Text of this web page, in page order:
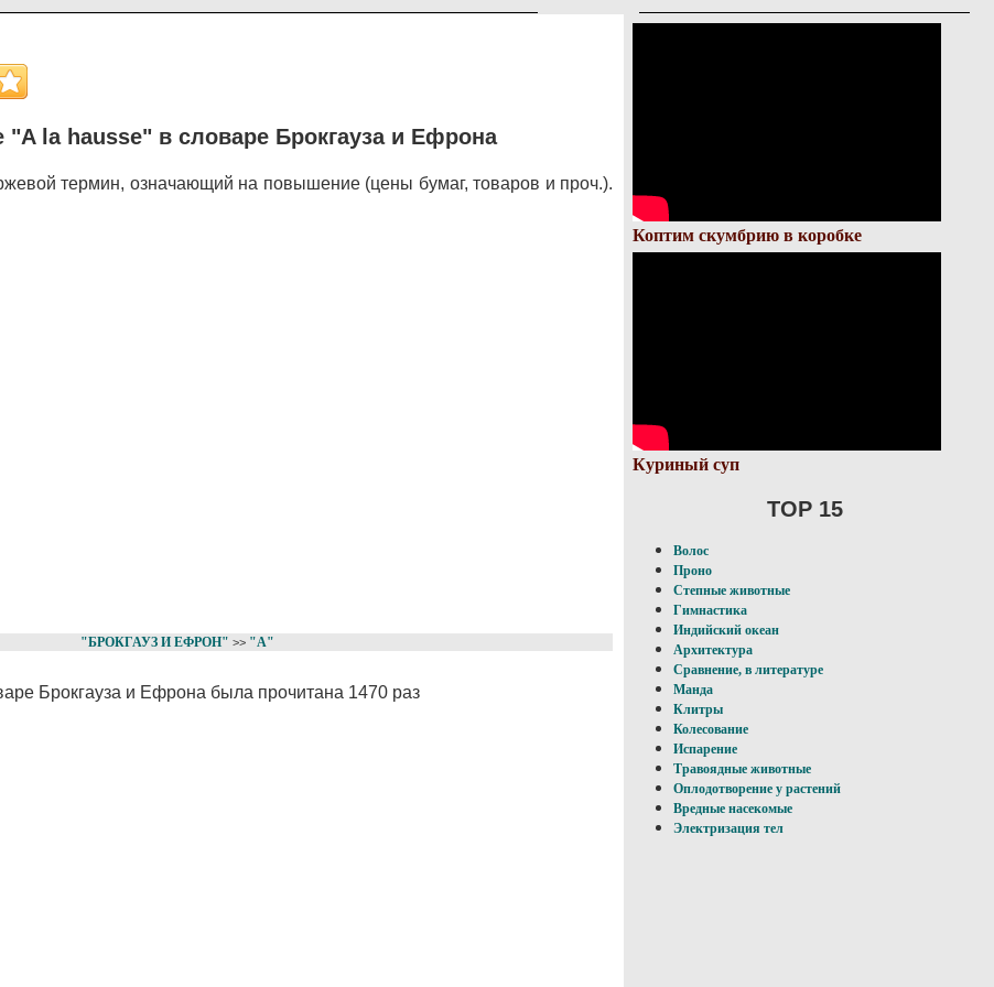
"A la hausse" в словаре Брокгауза и Ефрона
термин, означающий на повышение (цены бумаг, товаров и проч.).
"БРОКГАУЗ И ЕФРОН" >> "A"
Брокгауза и Ефрона была прочитана 1470 раз
Коптим скумбрию в коробке
Куриный суп
TOP 15
Волос
Проно
Степные животные
Гимнастика
Индийский океан
Архитектура
Сравнение, в литературе
Манда
Клитры
Колесование
Испарение
Травоядные животные
Оплодотворение у pacтений
Вредные насекомые
Электризация тел